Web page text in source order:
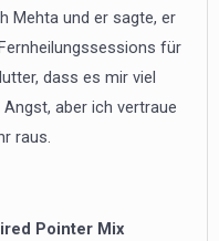
Mehta und er sagte, er
für
dass es mir viel
aber ich vertraue
raus.
Pointer Mix